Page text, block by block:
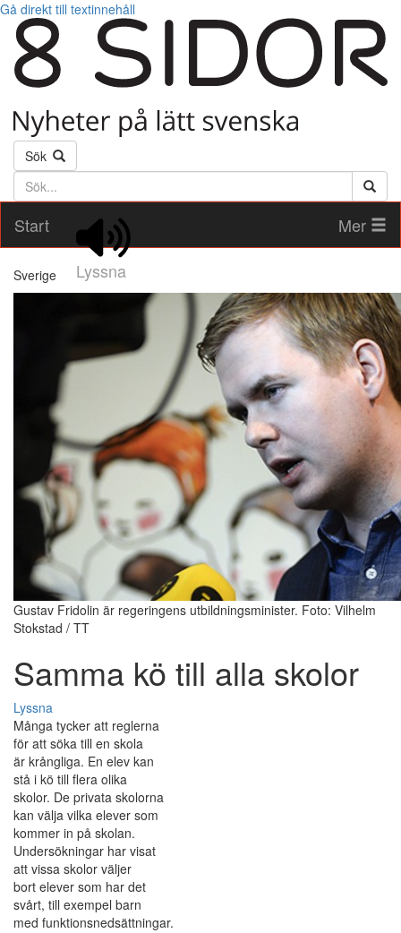
Gå direkt till textinnehåll
Sök
Söktext
Start
Lyssna
Mer
Sverige
Gustav Fridolin är regeringens utbildningsminister. Foto: Vilhelm
Stokstad / TT
Samma kö till alla skolor
Lyssna
Många tycker att reglerna
för att söka till en skola
är krångliga. En elev kan
stå i kö till flera olika
skolor. De privata skolorna
kan välja vilka elever som
kommer in på skolan.
Undersökningar har visat
att vissa skolor väljer
bort elever som har det
svårt, till exempel barn
med funktionsnedsättningar.